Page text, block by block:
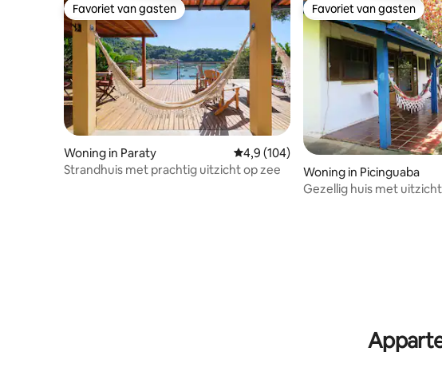
Favoriet van gasten
Favoriet van gasten
Woning in Paraty Gemiddelde beoordeling van 4,9 op
4,9 (104)
Strandhuis met prachtig uitzicht op zee
Favoriet van gasten
Favoriet van gasten
Woning in Picinguaba
Gezellig huis met